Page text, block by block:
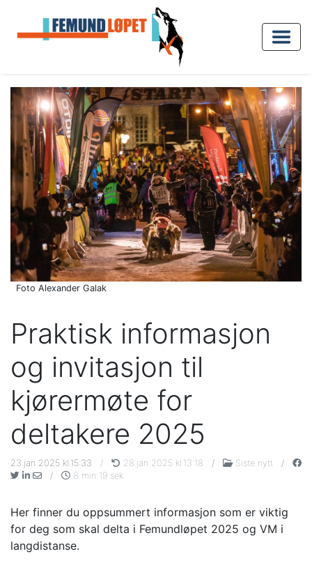
Foto Alexander Galak
Praktisk informasjon
og invitasjon til
kjørermøte for
deltakere 2025
23.jan 2025 kl.15:33 / 28.jan 2025 kl.13:18 / Siste nytt
/
/
8 min 19 sek
Her finner du oppsummert informasjon som er viktig
for deg som skal delta i Femundløpet 2025 og VM i
langdistanse.